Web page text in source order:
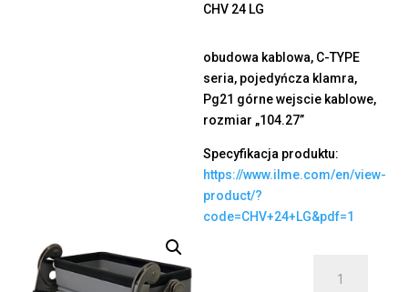
CHV 24 LG
obudowa kablowa, C-TYPE
seria, pojedyńcza klamra,
Pg21 górne wejscie kablowe,
rozmiar „104.27”
Specyfikacja produktu:
https://www.ilme.com/en/view-
product/?
code=CHV+24+LG&pdf=1